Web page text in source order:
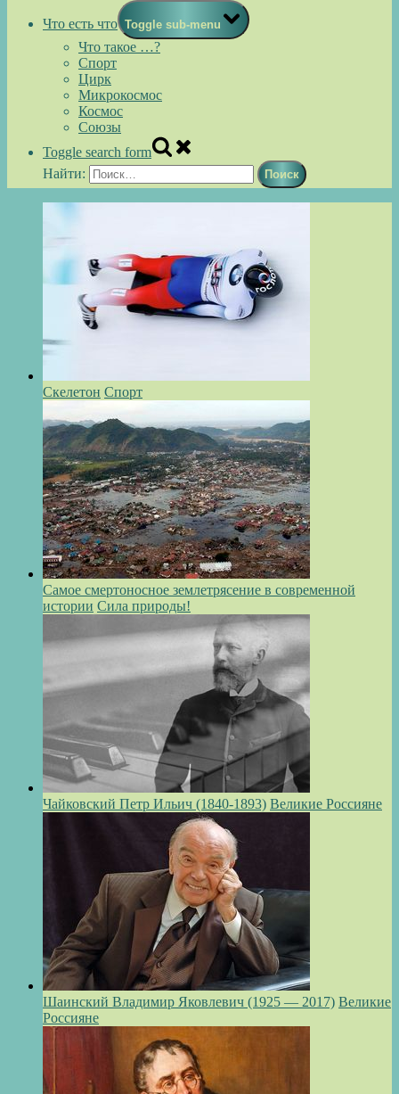
Что есть что Toggle sub-menu
Что такое …?
Спорт
Цирк
Микрокосмос
Космос
Союзы
Toggle search form
Найти:
Скелетон Спорт
Самое смертоносное землетрясение в современной
истории Сила природы!
Чайковский Петр Ильич (1840-1893) Великие Россияне
Шаинский Владимир Яковлевич (1925 — 2017) Великие
Россияне